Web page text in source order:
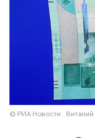
© РИА Новости . Виталий